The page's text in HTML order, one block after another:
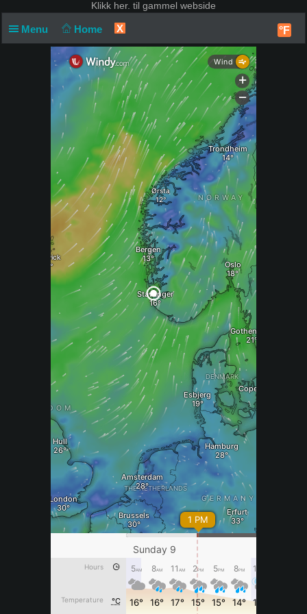
Klikk her. til gammel webside
Menu Home X °F